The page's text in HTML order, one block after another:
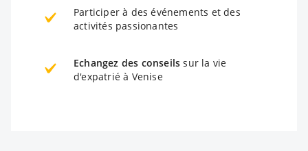
Participer à des événements et des
activités passionantes
Echangez des conseils sur la vie
d'expatrié à Venise